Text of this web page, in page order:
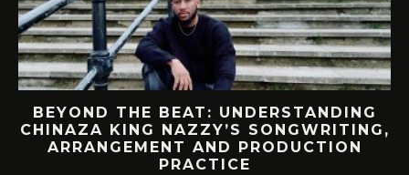
BEYOND THE BEAT: UNDERSTANDING
CHINAZA KING NAZZY’S SONGWRITING,
ARRANGEMENT AND PRODUCTION
PRACTICE